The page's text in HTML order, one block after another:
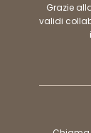
Grazie
validi